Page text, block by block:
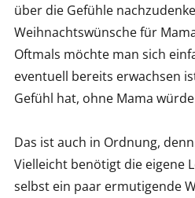
über die Gefühle
Weihnachtswünsche für
Oftmals möchte man sich
eventuell bereits erwachsen
Gefühl hat, ohne Mama
Das ist auch in Ordnung,
Vielleicht benötigt die eigene
selbst ein paar ermutigende